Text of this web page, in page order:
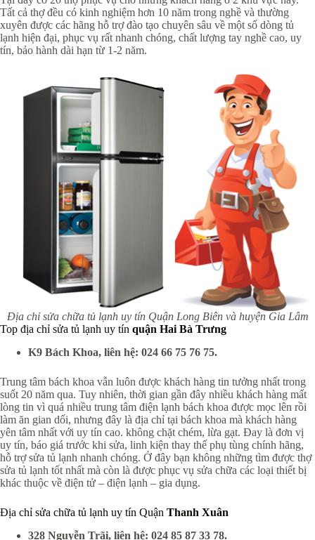
Tất cả thợ đều có kinh nghiệm hơn 10 năm trong nghề và thường
xuyên được các hãng hỗ trợ đào tạo chuyên sâu về một số dòng tủ
lạnh hiện đại, phục vụ rất nhanh chóng, chất lượng tay nghề cao, uy
tín, bảo hành dài hạn từ 1-2 năm.
Địa chỉ sửa chữa tủ lạnh uy tín Quận Long Biên và huyện Gia Lâm
Top địa chỉ sửa tủ lạnh uy tín quận Hai Bà Trưng
K9 Bách Khoa, liên hệ: 024 66 75 76 75.
Trung tâm bách khoa vẫn luôn được khách hàng tin tưởng nhất trong
suốt 20 năm qua. Tuy nhiên, thời gian gần đây nhiều khách hàng mất
lòng tin vì quá nhiều trung tâm điện lạnh bách khoa được mọc lên rồi
làm ăn gian dối, nhưng đây là địa chỉ tại bách khoa mà khách hàng
yên tâm nhất với uy tín cao. không chặt chém, lừa gạt. Đay là đơn vị
uy tín, báo giá trước khi sửa, linh kiện thay thế phụ tùng chính hãng,
hỗ trợ sửa tủ lạnh nhanh chóng. Ở đây bạn không những tìm được thợ
sửa tủ lạnh tốt nhất mà còn là được phục vụ sửa chữa các loại thiết bị
khác thuộc về điện tử – điện lạnh – gia dụng.
Địa chỉ sửa chữa tủ lạnh uy tín Quận Thanh Xuân
328 Nguyễn Trãi, liên hệ: 024 85 87 33 78.